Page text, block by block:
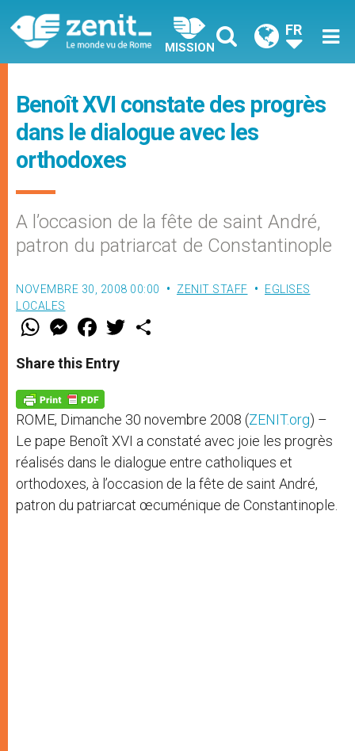
MISSION
FR
Benoît XVI constate des progrès
dans le dialogue avec les
orthodoxes
A l’occasion de la fête de saint André,
patron du patriarcat de Constantinople
NOVEMBRE 30, 2008 00:00 ZENIT STAFF
EGLISES
LOCALES
W
t
s
p
p
M
e
s
e
g
e
r
F
a
e
b
o
k
w
Share this Entry
ROME, Dimanche 30 novembre 2008 (ZENIT.org) –
Le pape Benoît XVI a constaté avec joie les progrès
réalisés dans le dialogue entre catholiques et
orthodoxes, à l’occasion de la fête de saint André,
patron du patriarcat œcuménique de Constantinople.